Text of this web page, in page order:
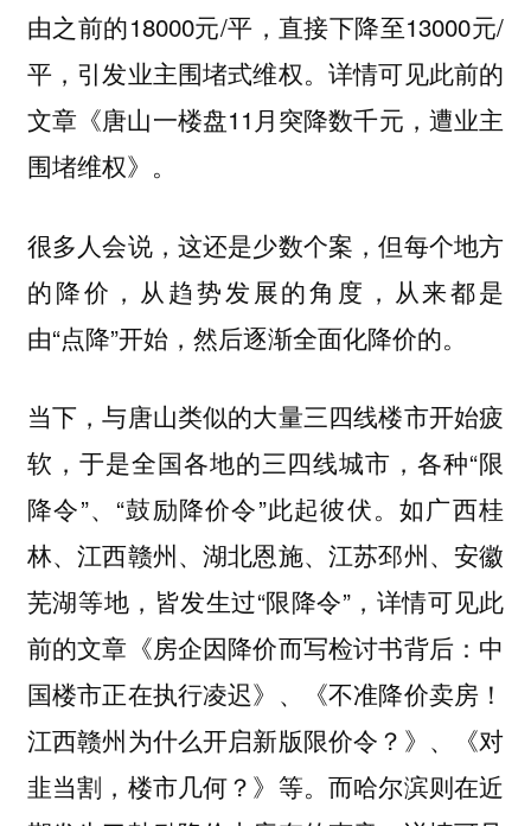
由之前的18000元/平，直接下降至13000元/
平，引发业主围堵式维权。详情可见此前的
文章《唐山一楼盘11月突降数千元，遭业主
围堵维权》。
很多人会说，这还是少数个案，但每个地方
的降价，从趋势发展的角度，从来都是
由“点降”开始，然后逐渐全面化降价的。
当下，与唐山类似的大量三四线楼市开始疲
软，于是全国各地的三四线城市，各种“限
降令”、“鼓励降价令”此起彼伏。如广西桂
林、江西赣州、湖北恩施、江苏邳州、安徽
芜湖等地，皆发生过“限降令”，详情可见此
前的文章《房企因降价而写检讨书背后：中
国楼市正在执行凌迟》、《不准降价卖房！
江西赣州为什么开启新版限价令？》、《对
韭当割，楼市几何？》等。而哈尔滨则在近